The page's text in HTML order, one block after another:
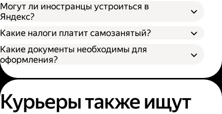
Могут ли иностранцы устроиться в
Яндекс?
Какие налоги платит самозанятый?
Какие документы необходимы для
оформления?
Курьеры также ищут